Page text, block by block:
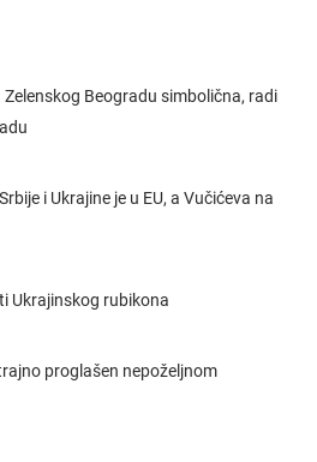
Zelenskog Beogradu simbolična, radi
i Ukrajine je u EU, a Vučićeva na
Ukrajinskog rubikona
proglašen nepoželjnom